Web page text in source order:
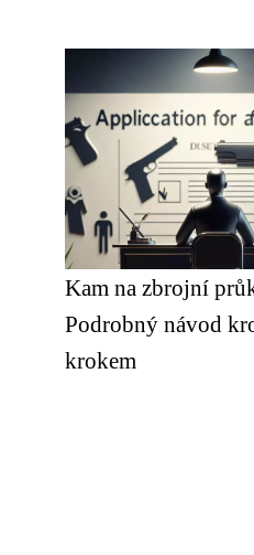
Kam na zbrojní
Podrobný návod
krokem